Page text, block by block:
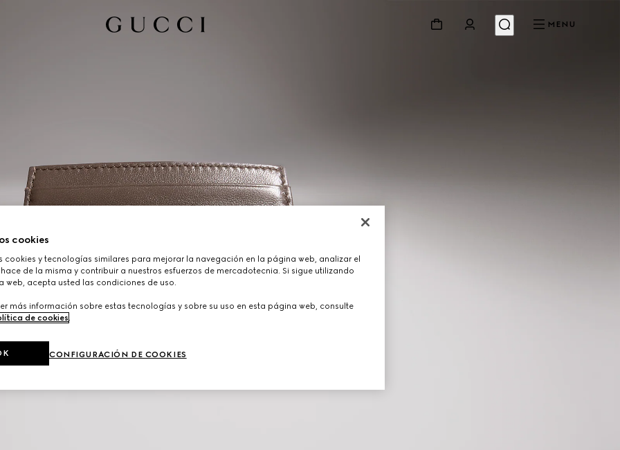
MENU
cookies
cookies y tecnologías similares para mejorar la navegación en la página web, analizar el
hace de la misma y contribuir a nuestros esfuerzos de mercadotecnia. Si sigue utilizando
web, acepta usted las condiciones de uso.
más información sobre estas tecnologías y sobre su uso en esta página web, consulte
de cookies.
CONFIGURACIÓN DE COOKIES